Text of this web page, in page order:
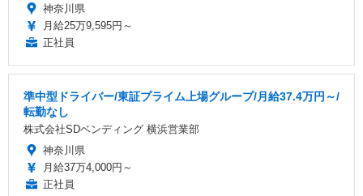
神奈川県
月給25万9,595円～
正社員
準中型ドライバー/東証プライム上場グループ/月給37.4万円～/
転勤なし
株式会社SDベンディング 横浜営業部
神奈川県
月給37万4,000円～
正社員